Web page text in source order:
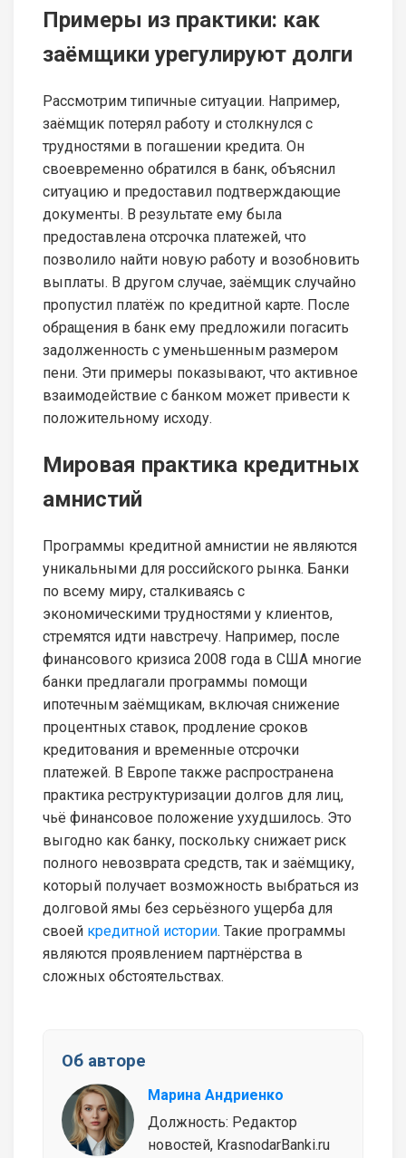
Примеры из практики: как
заёмщики урегулируют долги
Рассмотрим типичные ситуации. Например,
заёмщик потерял работу и столкнулся с
трудностями в погашении кредита. Он
своевременно обратился в банк, объяснил
ситуацию и предоставил подтверждающие
документы. В результате ему была
предоставлена отсрочка платежей, что
позволило найти новую работу и возобновить
выплаты. В другом случае, заёмщик случайно
пропустил платёж по кредитной карте. После
обращения в банк ему предложили погасить
задолженность с уменьшенным размером
пени. Эти примеры показывают, что активное
взаимодействие с банком может привести к
положительному исходу.
Мировая практика кредитных
амнистий
Программы кредитной амнистии не являются
уникальными для российского рынка. Банки
по всему миру, сталкиваясь с
экономическими трудностями у клиентов,
стремятся идти навстречу. Например, после
финансового кризиса 2008 года в США многие
банки предлагали программы помощи
ипотечным заёмщикам, включая снижение
процентных ставок, продление сроков
кредитования и временные отсрочки
платежей. В Европе также распространена
практика реструктуризации долгов для лиц,
чьё финансовое положение ухудшилось. Это
выгодно как банку, поскольку снижает риск
полного невозврата средств, так и заёмщику,
который получает возможность выбраться из
долговой ямы без серьёзного ущерба для
своей кредитной истории. Такие программы
являются проявлением партнёрства в
сложных обстоятельствах.
Об авторе
Марина Андриенко
Должность: Редактор
новостей, KrasnodarBanki.ru